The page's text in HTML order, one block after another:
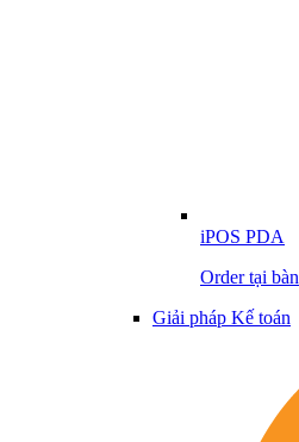
iPOS PDA
Order tại bàn
Giải pháp Kế toán